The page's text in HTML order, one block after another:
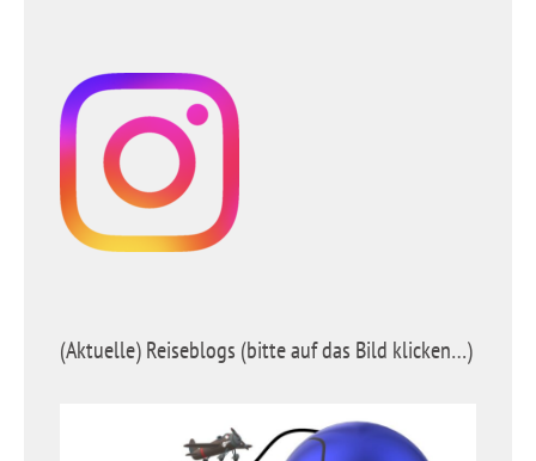
(Aktuelle) Reiseblogs (bitte auf das Bild klicken…)